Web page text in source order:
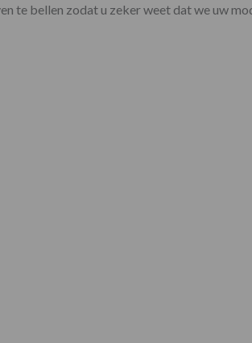
te bellen zodat u zeker weet dat we uw